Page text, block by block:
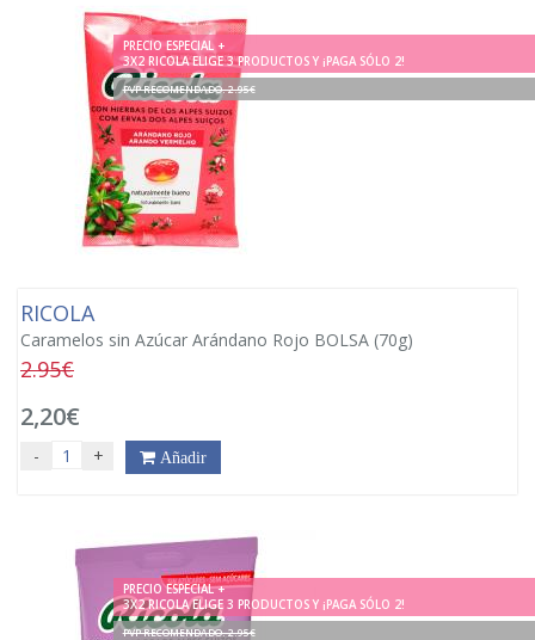
PRECIO ESPECIAL +
3X2 RICOLA ELIGE 3 PRODUCTOS Y ¡PAGA SÓLO 2!
PVP RECOMENDADO. 2.95€
RICOLA
Caramelos sin Azúcar Arándano Rojo BOLSA (70g)
2.95€
2,20€
- + Añadir
PRECIO ESPECIAL +
3X2 RICOLA ELIGE 3 PRODUCTOS Y ¡PAGA SÓLO 2!
PVP RECOMENDADO. 2.95€